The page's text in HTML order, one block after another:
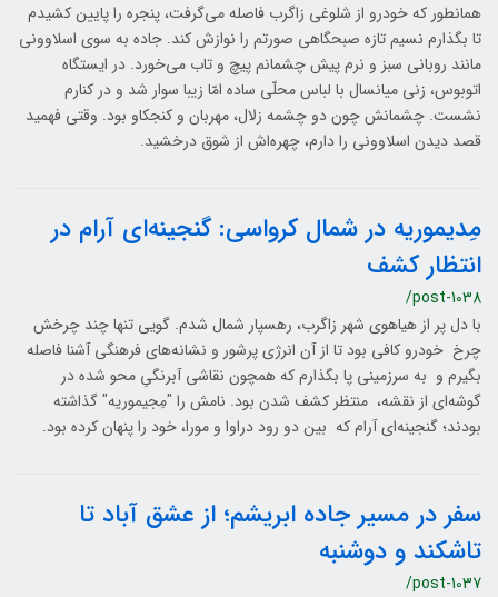
همانطور که خودرو از شلوغی زاگرب فاصله می‌گرفت، پنجره را پایین کشیدم
تا بگذارم نسیم تازه صبحگاهی صورتم را نوازش کند. جاده به سوی اسلاوونی
مانند روبانی سبز و نرم پیش چشمانم پیچ و تاب می‌خورد. در ایستگاه
اتوبوس، زنی میانسال با لباس محلّی ساده امّا زیبا سوار شد و در کنارم
نشست. چشمانش چون دو چشمه زلال، مهربان و کنجکاو بود. وقتی فهمید
قصد دیدن اسلاوونی را دارم، چهره‌اش از شوق درخشید.
مِدیموریه در شمال کرواسی: گنجینه‌ای آرام در
انتظار کشف
/post-1038
با دل پر از هیاهوی شهر زاگرب، رهسپار شمال شدم. گویی تنها چند چرخش
چرخ خودرو کافی بود تا از آن انرژی پرشور و نشانه‌های فرهنگی آشنا فاصله
بگیرم و به سرزمینی پا بگذارم که همچون نقاشی آبرنگیِ محو شده در
گوشه‌ای از نقشه، منتظر کشف شدن بود. نامش را "مِجیموریه" گذاشته
بودند؛ گنجینه‌ای آرام که بین دو رود دراوا و مورا، خود را پنهان کرده بود.
سفر در مسیر جاده ابریشم؛ از عشق آباد تا
تاشکند و دوشنبه
/post-1037